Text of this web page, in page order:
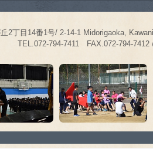
2丁目14番1号/ 2-14-1 Midorigaoka,
TEL.072-794-7411 FAX.072-794-7412